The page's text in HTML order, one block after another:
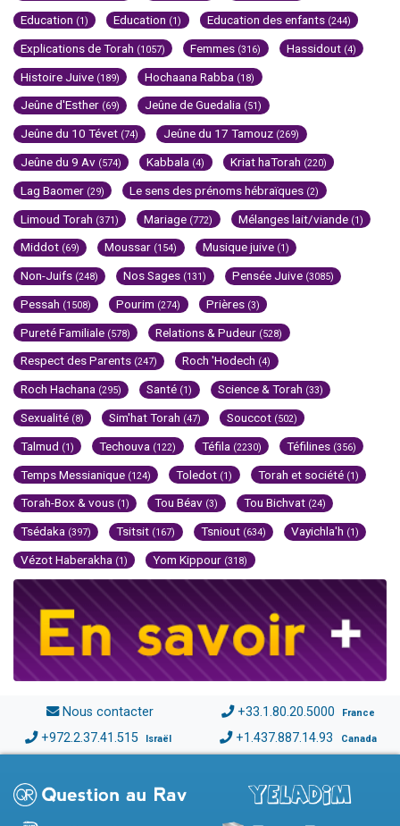
Education (1) Education (1) Education des enfants (244)
Explications de Torah (1057) Femmes (316) Hassidout (4)
Histoire Juive (189) Hochaana Rabba (18)
Jeûne d'Esther (69) Jeûne de Guedalia (51)
Jeûne du 10 Tévet (74) Jeûne du 17 Tamouz (269)
Jeûne du 9 Av (574) Kabbala (4) Kriat haTorah (220)
Lag Baomer (29) Le sens des prénoms hébraïques (2)
Limoud Torah (371) Mariage (772) Mélanges lait/viande (1)
Middot (69) Moussar (154) Musique juive (1)
Non-Juifs (248) Nos Sages (131) Pensée Juive (3085)
Pessah (1508) Pourim (274) Prières (3)
Pureté Familiale (578) Relations & Pudeur (528)
Respect des Parents (247) Roch 'Hodech (4)
Roch Hachana (295) Santé (1) Science & Torah (33)
Sexualité (8) Sim'hat Torah (47) Souccot (502)
Talmud (1) Techouva (122) Téfila (2230) Téfilines (356)
Temps Messianique (124) Toledot (1) Torah et société (1)
Torah-Box & vous (1) Tou Béav (3) Tou Bichvat (24)
Tsédaka (397) Tsitsit (167) Tsniout (634) Vayichla'h (1)
Vézot Haberakha (1) Yom Kippour (318)
Nous contacter +33.1.80.20.5000 France
+972.2.37.41.515 Israël +1.437.887.14.93 Canada